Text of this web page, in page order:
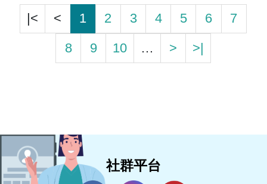
|< < 1 2 3 4 5 6
7
8
9 10 … > >|
社群平台